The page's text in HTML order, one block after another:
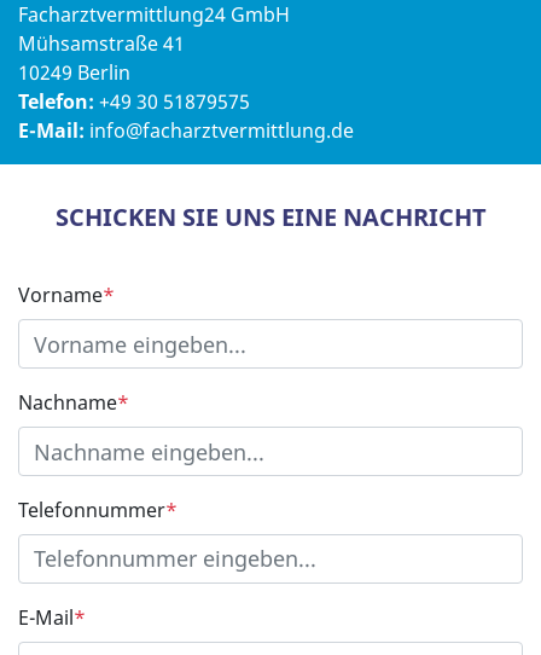
Facharztvermittlung24 GmbH
Mühsamstraße 41
10249 Berlin
Telefon: +49 30 51879575
E-Mail: info@facharztvermittlung.de
SCHICKEN SIE UNS EINE NACHRICHT
Vorname*
Nachname*
Telefonnummer*
E-Mail*